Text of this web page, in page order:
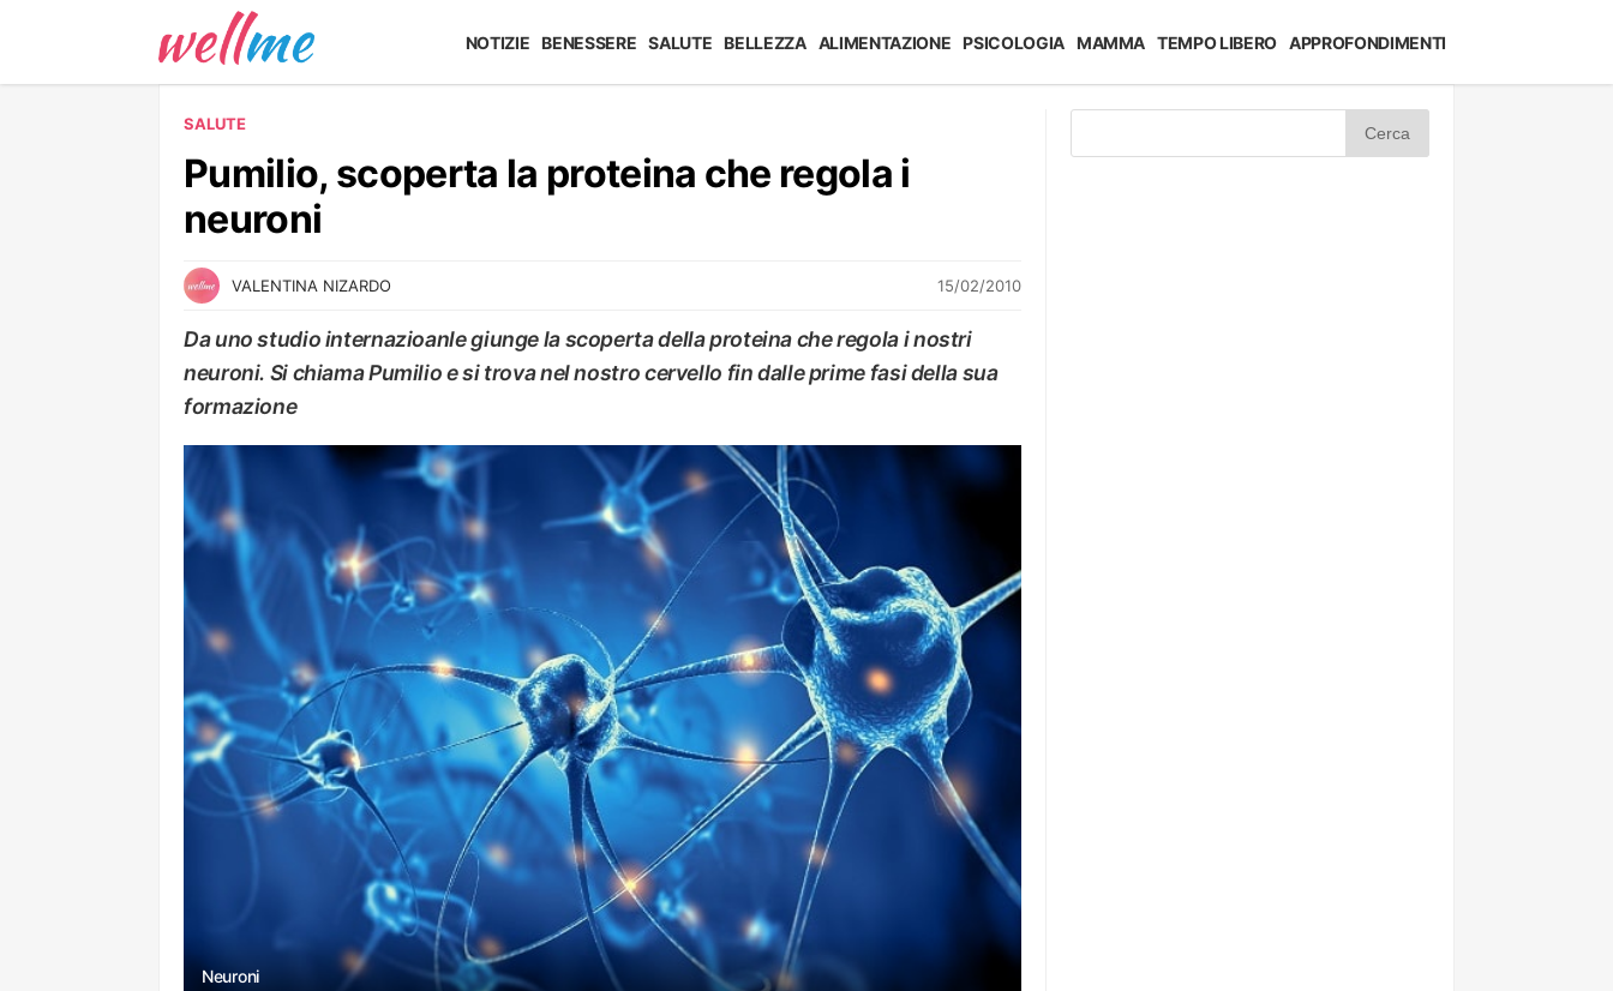
NOTIZIE BENESSERE SALUTE BELLEZZA ALIMENTAZIONE PSICOLOGIA MAMMA TEMPO LIBERO APPROFONDIMENTI
SALUTE
Pumilio, scoperta la proteina che regola i
neuroni
VALENTINA NIZARDO 15/02/2010
Da uno studio internazioanle giunge la scoperta della proteina che regola i nostri
neuroni. Si chiama Pumilio e si trova nel nostro cervello fin dalle prime fasi della sua
formazione
Neuroni
SALUTE